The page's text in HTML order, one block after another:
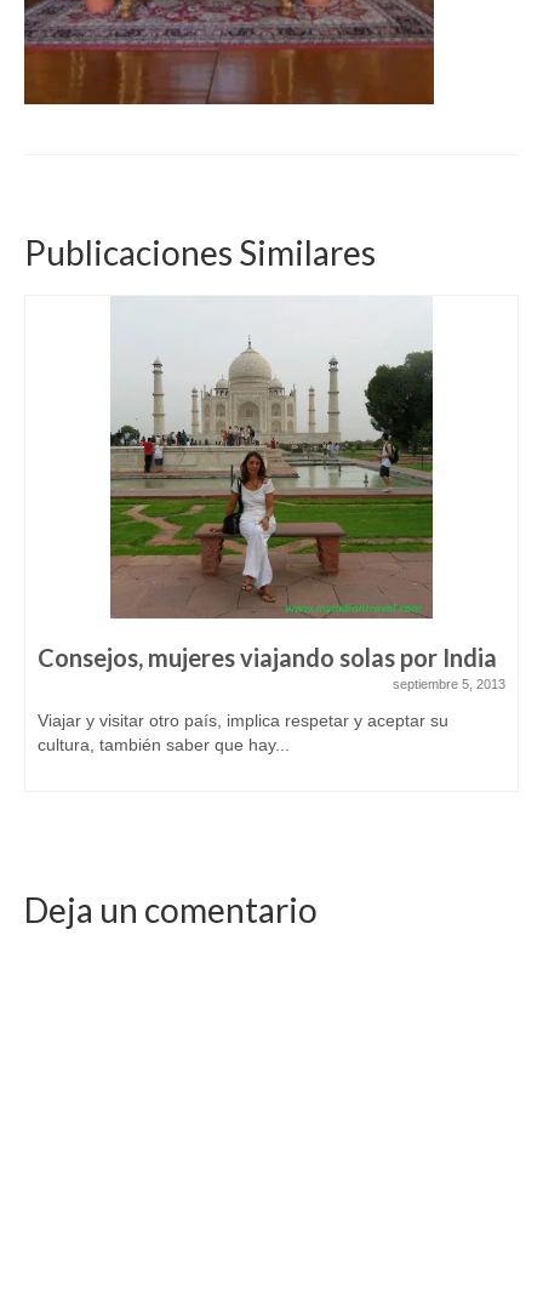
Publicaciones Similares
Consejos, mujeres viajando solas por India
septiembre 5, 2013
Viajar y visitar otro país, implica respetar y aceptar su
cultura, también saber que hay...
Deja un comentario